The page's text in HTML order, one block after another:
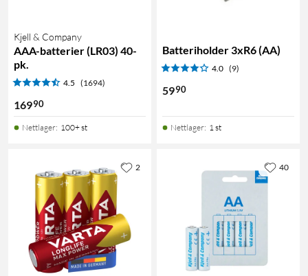
Kjell & Company
AAA-batterier (LR03) 40-
pk.
4.5 (1694)
16990
Nettlager: 100+ st
Batteriholder 3xR6 (AA)
4.0 (9)
5990
Nettlager: 1 st
2 40